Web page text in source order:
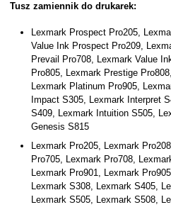
Tusz zamiennik do drukarek:
Lexmark Prospect Pro205,
Value Ink Prospect Pro209,
Prevail Pro708, Lexmark Value
Pro805, Lexmark Prestige
Lexmark Platinum Pro905,
Impact S305, Lexmark Interpret
S409, Lexmark Intuition S505,
Genesis S815
Lexmark Pro205, Lexmark
Pro705, Lexmark Pro708,
Lexmark Pro901, Lexmark
Lexmark S308, Lexmark S405,
Lexmark S505, Lexmark S508,